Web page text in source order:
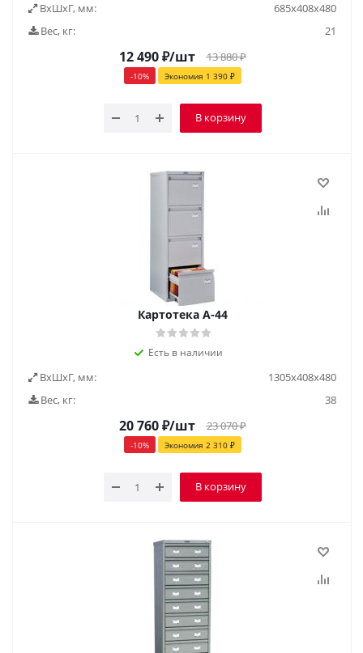
ВxШxГ, мм:
685х408х480
Вес, кг:
21
12 490₽/шт 13 880₽
-10% Экономия 1 390₽
В корзину
Картотека А-44
Есть в наличии
ВxШxГ, мм:
1305х408х480
Вес, кг:
38
20 760₽/шт 23 070₽
-10% Экономия 2 310₽
В корзину